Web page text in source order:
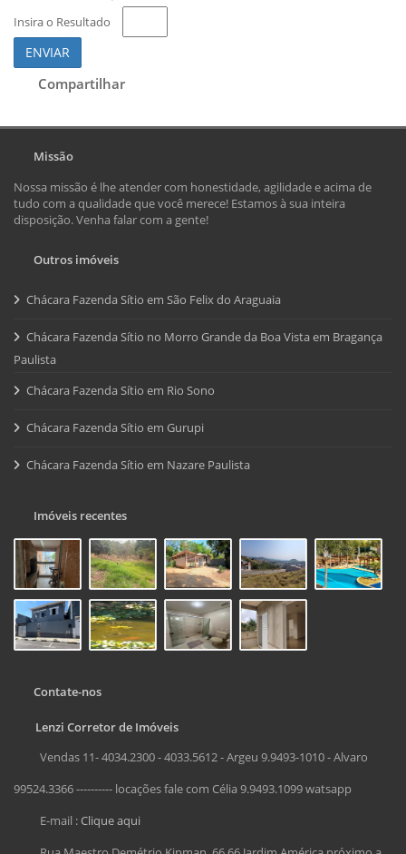
Insira o Resultado
ENVIAR
Compartilhar
Missão
Nossa missão é lhe atender com honestidade, agilidade e acima de
tudo com a qualidade que você merece! Estamos à sua inteira
disposição. Venha falar com a gente!
Outros imóveis
Chácara Fazenda Sítio em São Felix do Araguaia
Chácara Fazenda Sítio no Morro Grande da Boa Vista em Bragança
Paulista
Chácara Fazenda Sítio em Rio Sono
Chácara Fazenda Sítio em Gurupi
Chácara Fazenda Sítio em Nazare Paulista
Imóveis recentes
Contate-nos
Lenzi Corretor de Imóveis
Vendas 11- 4034.2300 - 4033.5612 - Argeu 9.9493-1010 - Alvaro
99524.3366 ---------- locações fale com Célia 9.9493.1099 watsapp
E-mail :Clique aqui